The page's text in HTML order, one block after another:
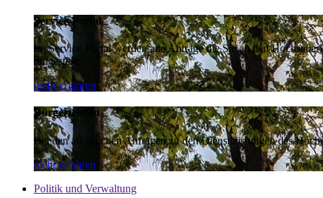
Service-Portal
Im Service-Portal werden alle Anträge die Sie an den
umgestellt.
mehr erfahren
Bürgertelefon
Bei den alltäglichen Anfragen zu den Dienstleistungen des
mehr erfahren
Politik und Verwaltung